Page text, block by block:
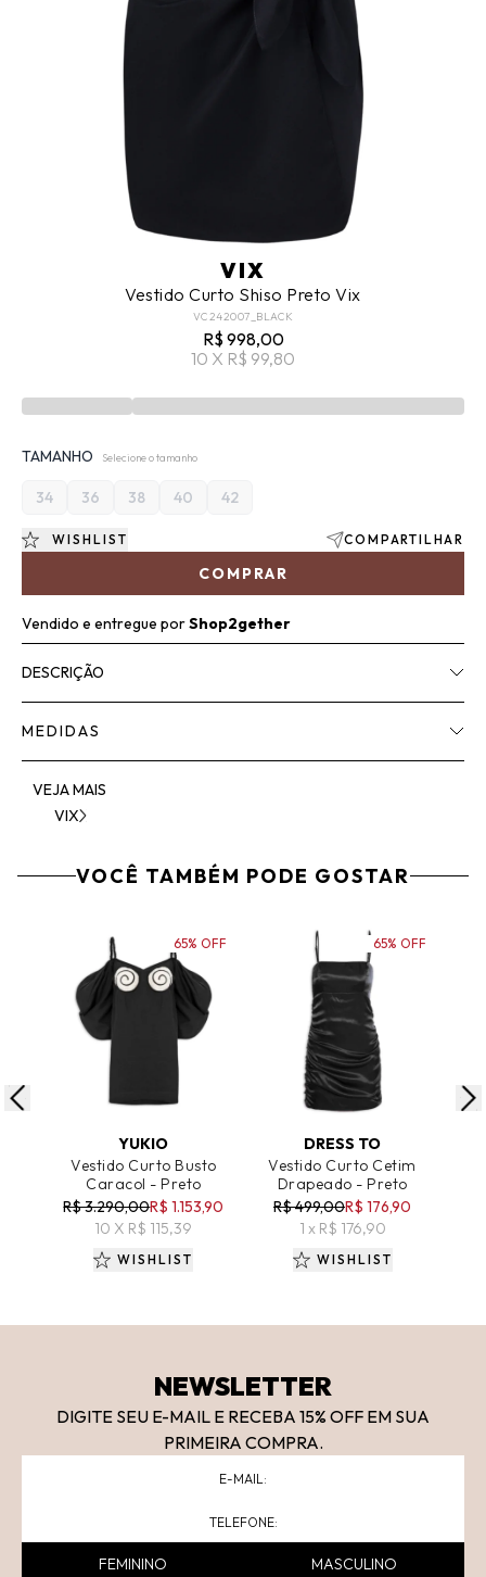
VIX
Vestido Curto Shiso Preto Vix
VC242007_BLACK
R$ 998,00
10 X R$ 99,80
TAMANHO Selecione o tamanho
34 36 38 40 42
COMPRAR
WISHLIST COMPARTILHAR
Vendido e entregue porShop2gether
DESCRIÇÃO
MEDIDAS
VEJA MAIS
VIX
VOCÊ TAMBÉM PODE GOSTAR
YUKIO
Vestido Curto Busto
Caracol - Preto
R$ 3.290,00R$ 1.153,90
10 X R$ 115,39
65% OFF
WISHLIST
ADICIONAR AO CARRINHO
DRESS TO
Vestido Curto Cetim
Drapeado - Preto
R$ 499,00R$ 176,90
1 x R$ 176,90
65% OFF
WISHLIST
NEWSLETTER
DIGITE SEU E-MAIL E RECEBA 15% OFF EM SUA
PRIMEIRA COMPRA.
FEMININO MASCULINO